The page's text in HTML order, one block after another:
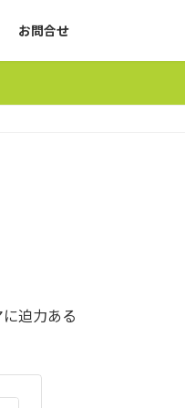
お問合せ
迫力ある